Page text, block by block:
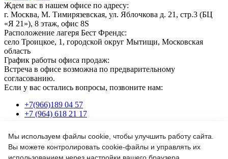
Ждем вас в нашем офисе по адресу:
г. Москва, М. Тимирязевская, ул. Яблочкова д. 21, стр.3 (БЦ
«Я 21»), 8 этаж, офис 8S
Расположение лагеря Бест Френдс:
село Троицкое, 1, городской округ Мытищи, Московская
область
График работы офиса продаж:
Встреча в офисе возможна по предварительному
согласованию.
Если у вас остались вопросы, позвоните нам:
+7(966)189 04 57
+7 (964) 618 21 17
Или пишите нам на почту:
info@bf-camp.ru
Мы используем файлы cookie, чтобы улучшить работу сайта.
Вы можете контролировать cookie-файлы и управлять их